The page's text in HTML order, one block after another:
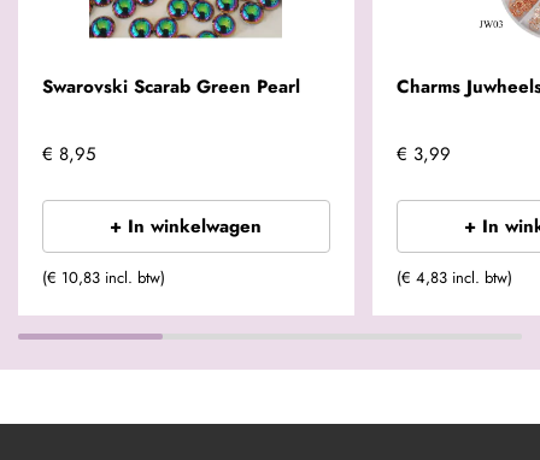
Swarovski Scarab Green Pearl
€ 8,95
+ In winkelwagen
(€ 10,83 incl. btw)
Charms
€ 3,99
+ In
(€ 4,83 incl. btw)